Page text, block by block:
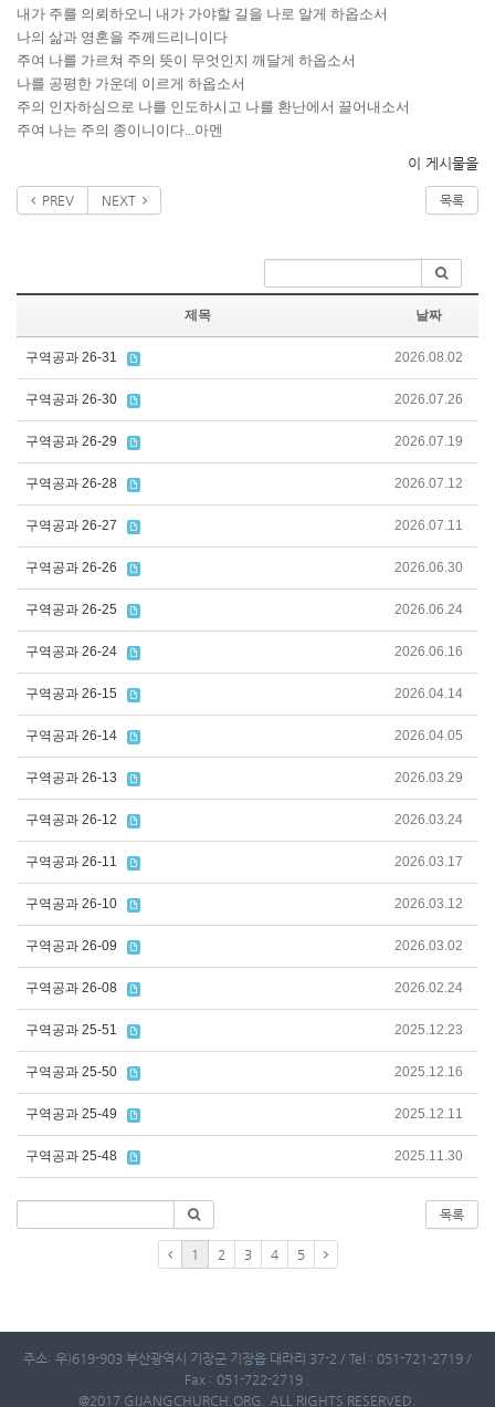
내가 주를 의뢰하오니 내가 가야할 길을 나로 알게 하옵소서
나의 삶과 영혼을 주께드리니이다
주여 나를 가르쳐 주의 뜻이 무엇인지 깨달게 하옵소서
나를 공평한 가운데 이르게 하옵소서
주의 인자하심으로 나를 인도하시고 나를 환난에서 끌어내소서
주여 나는 주의 종이니이다...아멘
이 게시물을
PREV NEXT 목록
제목 날짜
구역공과 26-31 2026.08.02
구역공과 26-30 2026.07.26
구역공과 26-29 2026.07.19
구역공과 26-28 2026.07.12
구역공과 26-27 2026.07.11
구역공과 26-26 2026.06.30
구역공과 26-25 2026.06.24
구역공과 26-24 2026.06.16
구역공과 26-15 2026.04.14
구역공과 26-14 2026.04.05
구역공과 26-13 2026.03.29
구역공과 26-12 2026.03.24
구역공과 26-11 2026.03.17
구역공과 26-10 2026.03.12
구역공과 26-09 2026.03.02
구역공과 26-08 2026.02.24
구역공과 25-51 2025.12.23
구역공과 25-50 2025.12.16
구역공과 25-49 2025.12.11
구역공과 25-48 2025.11.30
목록
1 2 3 4 5
주소: 우)619-903 부산광역시 기장군 기장읍 대라리 37-2 / Tel : 051-721-2719 /
Fax : 051-722-2719 .
@2017 GIJANGCHURCH.ORG. ALL RIGHTS RESERVED.